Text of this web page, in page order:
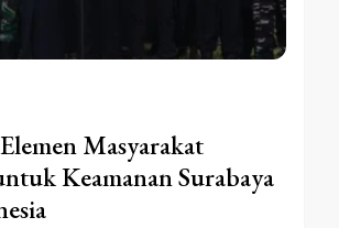
Masyarakat
Keamanan Surabaya